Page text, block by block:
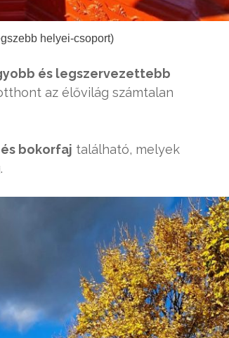
helyei-csoport)
és legszervezettebb
az élővilág számtalan
bokorfaj található, melyek